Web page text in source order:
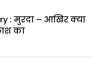
: मुरदा – आखिर क्या
का